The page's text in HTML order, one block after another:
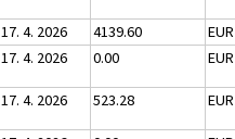
17. 4. 2026 4139.60 EUR
17. 4. 2026 0.00 EUR
17. 4. 2026 523.28 EUR